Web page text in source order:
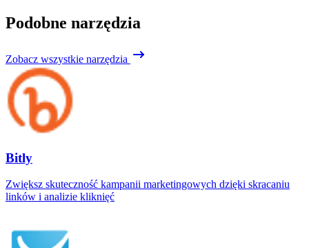
Podobne narzędzia
Zobacz wszystkie narzędzia
Bitly
Zwiększ skuteczność kampanii marketingowych dzięki skracaniu
linków i analizie kliknięć